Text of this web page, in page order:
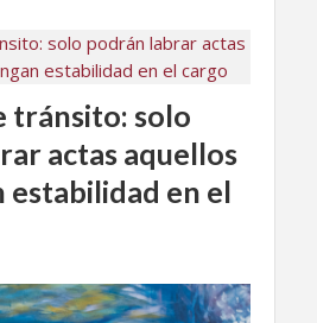
tránsito: solo
actas aquellos
estabilidad en el